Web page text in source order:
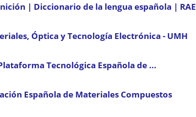
| Diccionario de la lengua española | RAE
Óptica y Tecnología Electrónica - UMH
Tecnológica Española de ...
Española de Materiales Compuestos